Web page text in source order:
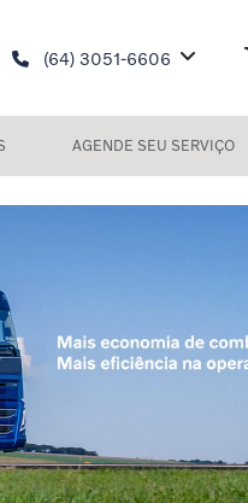
(64) 3051-6606
AGENDE SEU SERVIÇO